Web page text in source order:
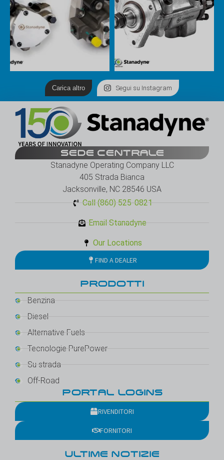
Carica altro Segui su Instagram
SEDE CENTRALE
Stanadyne Operating Company LLC
405 Strada Bianca
Jacksonville, NC 28546 USA
Call (860) 525-0821
Email Stanadyne
Our Locations
FIND A DEALER
PRODOTTI
Benzina
Diesel
Alternative Fuels
Tecnologie PurePower
Su strada
Off-Road
PORTAL LOGINS
RIVENDITORI
FORNITORI
ULTIME NOTIZIE